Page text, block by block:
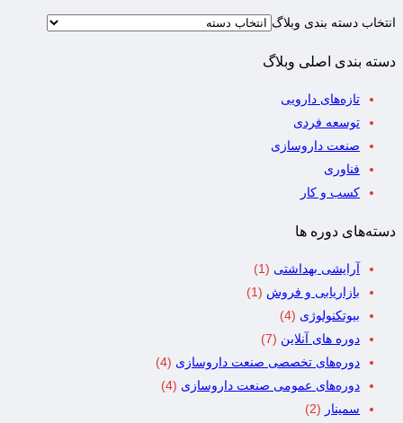
انتخاب دسته بندی وبلاگ
دسته بندی اصلی وبلاگ
تازه‌های دارویی
توسعه فردی
صنعت داروسازی
فناوری
کسب و کار
دسته‌های دوره ها
آرایشی بهداشتی (1)
بازاریابی و فروش (1)
بیوتکنولوژی (4)
دوره های آنلاین (7)
دوره‌های تخصصی صنعت داروسازی (4)
دوره‌های عمومی صنعت داروسازی (4)
سمینار (2)